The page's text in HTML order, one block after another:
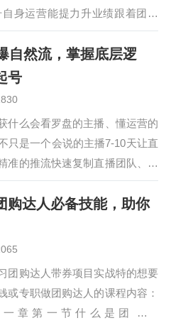
自身运营能提力升业绩跟着团队
快速沉淀课程内容：12-04话术
04话术课2.mp412-07起号课
07起号课2.mp412-10基础罗盘
10基础罗盘课2.mp…
自然流，掌握底层逻
号
什么会看罗盘的主播、懂运营的
只是一个会说的主播7-10天让直
准的推流快速复制直播团队、正
音推流逻辑说符合平台推流逻辑
确认识直播间流量节点快速掌握
奏从0-1快速起号成为运营型主
播必备三大技能适合人群：从0-
购达人必备技能，助你
团购达人带券项目实战特的想要
或专职做团购达人的课程内容：
一章第一节什么是团购达